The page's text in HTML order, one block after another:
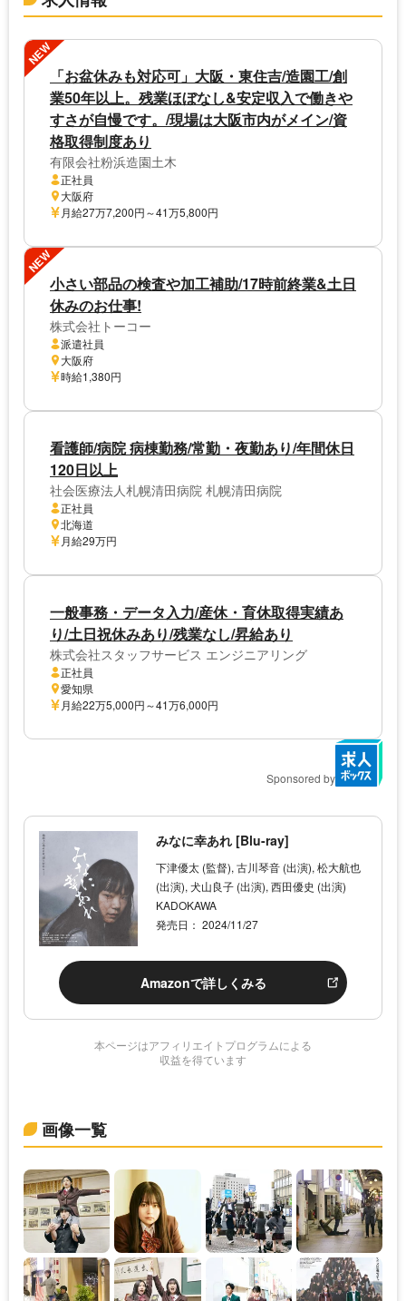
NEW
「お盆休みも対応可」大阪・東住吉/造園工/創
業50年以上。残業ほぼなし&安定収入で働きや
すさが自慢です。/現場は大阪市内がメイン/資
格取得制度あり
有限会社粉浜造園土木
正社員
大阪府
月給27万7,200円～41万5,800円
NEW
小さい部品の検査や加工補助/17時前終業&土日
休みのお仕事!
株式会社トーコー
派遣社員
大阪府
時給1,380円
看護師/病院 病棟勤務/常勤・夜勤あり/年間休日
120日以上
社会医療法人札幌清田病院 札幌清田病院
正社員
北海道
月給29万円
一般事務・データ入力/産休・育休取得実績あ
り/土日祝休みあり/残業なし/昇給あり
株式会社スタッフサービス エンジニアリング
正社員
愛知県
月給22万5,000円～41万6,000円
Sponsored by
みなに幸あれ [Blu-ray]
下津優太 (監督), 古川琴音 (出演), 松大航也
(出演), 犬山良子 (出演), ⻄田優史 (出演)
KADOKAWA
発売日： 2024/11/27
Amazonで詳しくみる
本ページはアフィリエイトプログラムによる
収益を得ています
画像一覧